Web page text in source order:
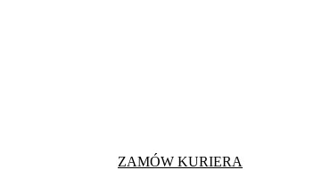
ZAMÓW KURIERA